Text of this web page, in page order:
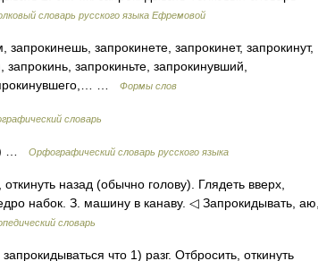
словарь русского языка Ефремовой
запрокинете, запрокинет, запрокинут,
запрокиньте, запрокинувший,
…
Формы слов
словарь
… Орфографический словарь русского языка
назад (обычно голову). Глядеть вверх,
набок. З. машину в канаву. ◁ Запрокидывать, аю,
словарь
что 1) разг. Отбросить, откинуть